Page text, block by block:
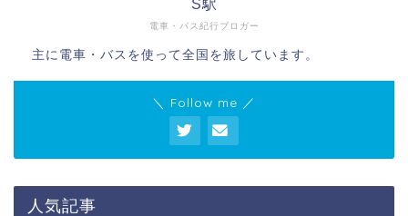
電車・バス紀行ブロガー
S駅
主に電車・バスを使って全国を旅しています。
＼ Follow me ／
人気記事